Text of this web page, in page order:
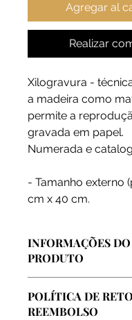
Agregar al
Realizar
Xilogravura -
a madeira como
permite a
gravada em papel.
Numerada e
- Tamanho externo
cm x 40 cm.
INFORMAÇÕES DO
PRODUTO
artista, extraida de
pessoal e de seu
POLÍTICA DE
REEMBOLSO